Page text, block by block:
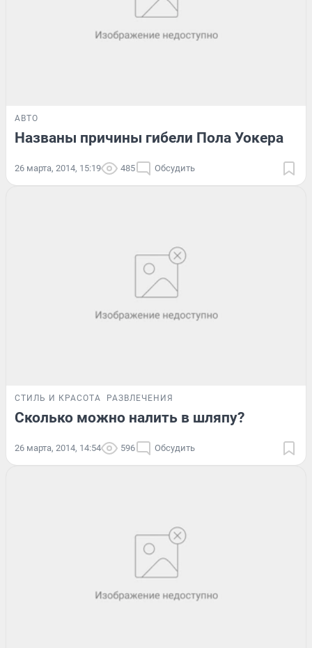
АВТО
Названы причины гибели Пола Уокера
26 марта, 2014, 15:19 485 Обсудить
СТИЛЬ И КРАСОТА РАЗВЛЕЧЕНИЯ
Сколько можно налить в шляпу?
26 марта, 2014, 14:54 596 Обсудить